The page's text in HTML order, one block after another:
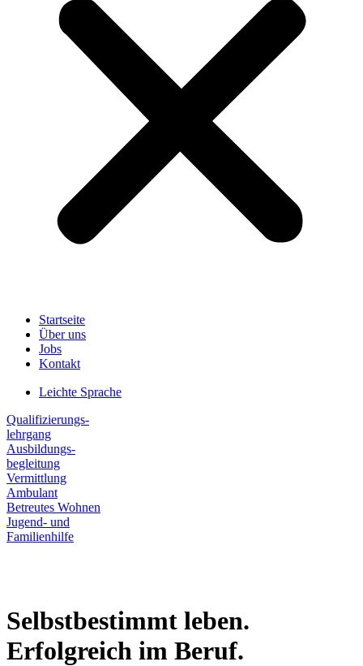
Startseite
Über uns
Jobs
Kontakt
Leichte Sprache
Qualifizierungs-
lehrgang
Ausbildungs-
begleitung
Vermittlung
Ambulant
Betreutes Wohnen
Jugend- und
Familienhilfe
Selbstbestimmt leben.
Erfolgreich im Beruf.